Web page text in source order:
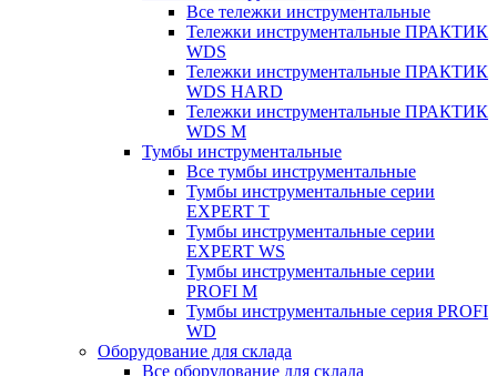
Все тележки инструментальные
Тележки инструментальные ПРАКТИК
WDS
Тележки инструментальные ПРАКТИК
WDS HARD
Тележки инструментальные ПРАКТИК
WDS M
Тумбы инструментальные
Все тумбы инструментальные
Тумбы инструментальные серии
EXPERT T
Тумбы инструментальные серии
EXPERT WS
Тумбы инструментальные серии
PROFI M
Тумбы инструментальные серия PROFI
WD
Оборудование для склада
Все оборудование для склада